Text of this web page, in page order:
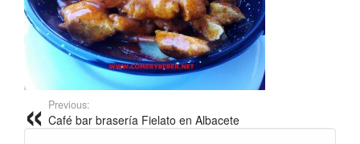
Previous:
Café bar brasería Fielato en Albacete